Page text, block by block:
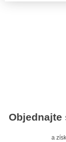
Objednajte
a